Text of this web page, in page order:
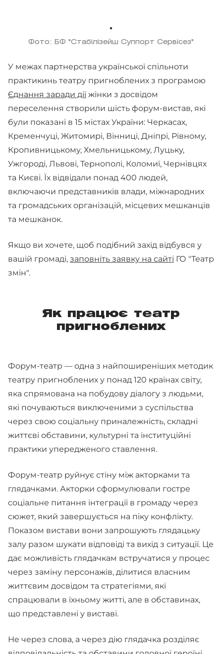
Фото: БФ "Стабілізейш Суппорт Сервісез"
У межах партнерства української спільноти
практикинь театру пригноблених з програмою
Єднання заради дії жінки з досвідом
переселення створили шість форум-вистав, які
були показані в 15 містах України: Черкасах,
Кременчуці, Житомирі, Вінниці, Дніпрі, Рівному,
Кропивницькому, Хмельницькому, Луцьку,
Ужгороді, Львові, Тернополі, Коломиї, Чернівцях
та Києві. Їх відвідали понад 400 людей,
включаючи представників влади, міжнародних
та громадських організацій, місцевих мешканців
та мешканок.
Якщо ви хочете, щоб подібний захід відбувся у
вашій громаді, заповніть заявку на сайті ГО "Театр
змін".
Як працює театр
пригноблених
Форум-театр — одна з найпоширеніших методик
театру пригноблених у понад 120 країнах світу,
яка спрямована на побудову діалогу з людьми,
які почуваються виключеними з суспільства
через свою соціальну приналежність, складні
життєві обставини, культурні та інституційні
практики упередженого ставлення.
Форум-театр руйнує стіну між акторками та
глядачками. Акторки сформулювали гостре
соціальне питання інтеграції в громаду через
сюжет, який завершується на піку конфлікту.
Показом вистави вони запрошують глядацьку
залу разом шукати відповіді та вихід з ситуації. Це
дає можливість глядачкам встручатися у процес
через заміну персонажів, ділитися власним
життєвим досвідом та стратегіями, які
спрацювали в їхньому житті, але в обставинах,
що представлені у виставі.
Не через слова, а через дію глядачка розділяє